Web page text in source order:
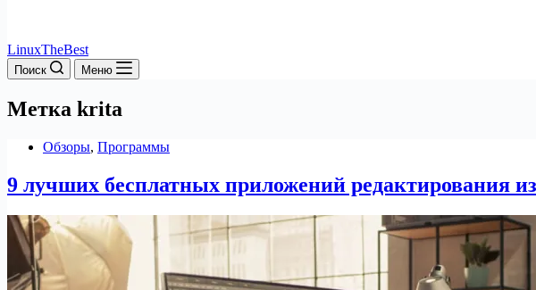
LinuxTheBest
Поиск Меню
Метка krita
Обзоры, Программы
9 лучших бесплатных приложений редактирования